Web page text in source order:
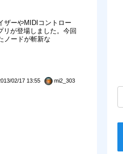
ザーやMIDIコントロー
リが登場しました。今回
ノードが斬新な
02/17 13:55 mi2_303